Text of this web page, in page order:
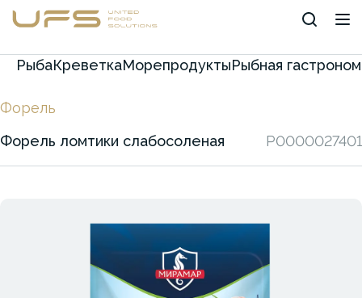
РыбаКреветкаМорепродуктыРыбная
Форель
Форель ломтики слабосоленая
P0000027401